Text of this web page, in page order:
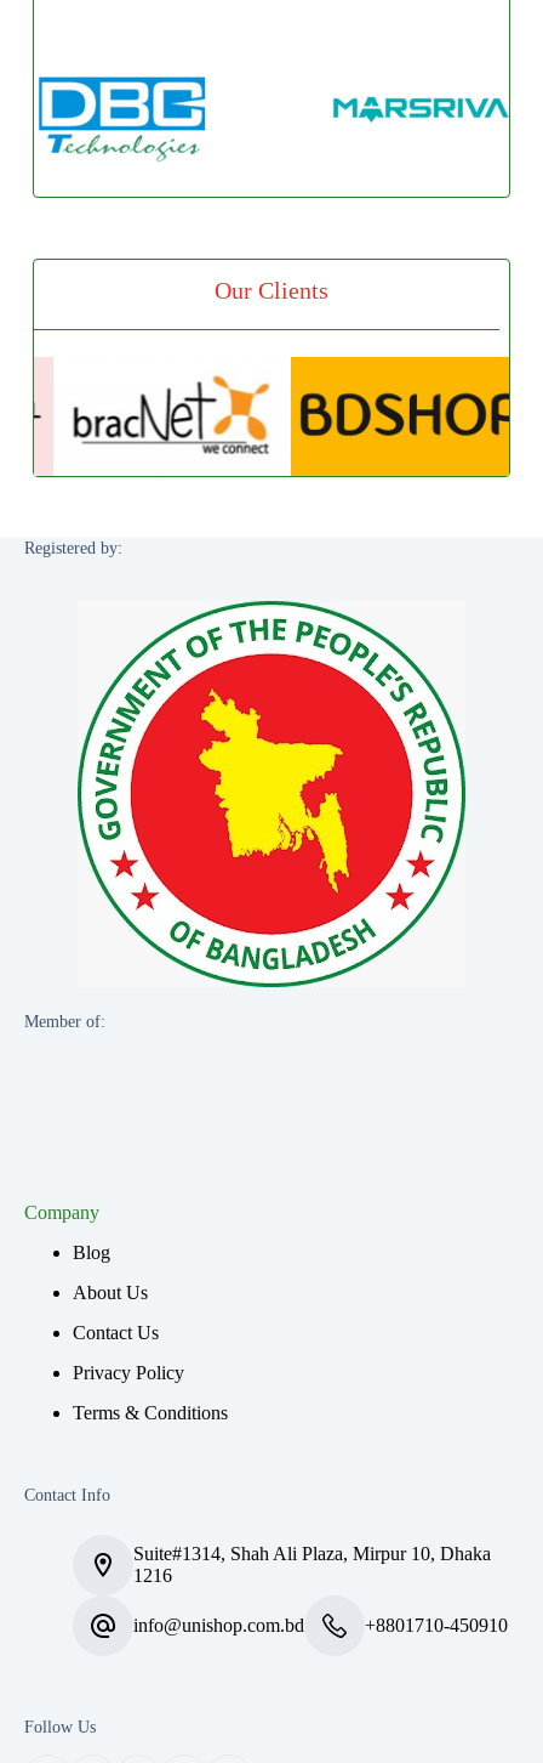
Our Clients
Registered by:
Member of:
Company
Blog
About Us
Contact Us
Privacy Policy
Terms & Conditions
Contact Info
Suite#1314, Shah Ali Plaza, Mirpur 10, Dhaka
1216
info@unishop.com.bd +8801710-450910
Follow Us